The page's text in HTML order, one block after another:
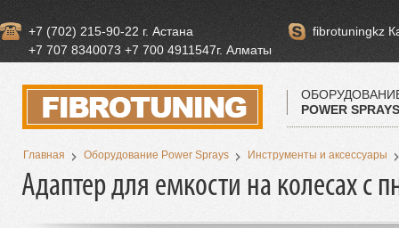
+7 (702) 215-90-22 г. Астана
+7 707 8340073 +7 700 4911547г. Алматы
fibrotuningkz
POWER SPRAYS
Главная Оборудование Power Sprays Инструменты и аксессуары
Адаптер для емкости на колесах с